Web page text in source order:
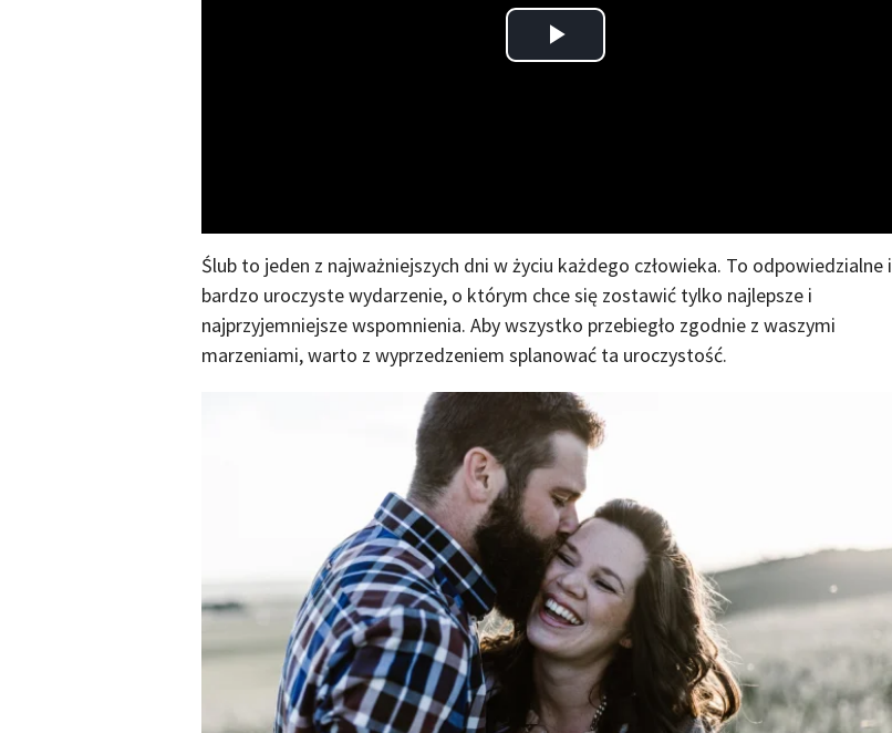
Play
Ślub to jeden z najważniejszych dni w życiu każdego człowieka. To odpowiedzialne i
bardzo uroczyste wydarzenie, o którym chce się zostawić tylko najlepsze i
najprzyjemniejsze wspomnienia. Aby wszystko przebiegło zgodnie z waszymi
marzeniami, warto z wyprzedzeniem splanować ta uroczystość.